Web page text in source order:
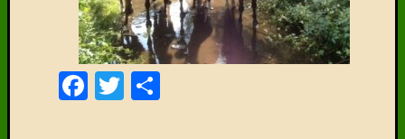
Facebook
Twitter